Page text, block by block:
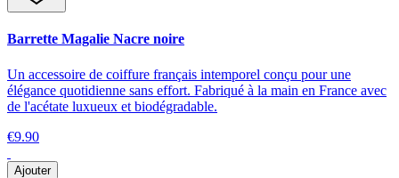
Barrette Magalie Nacre noire
Un accessoire de coiffure français intemporel conçu pour une
élégance quotidienne sans effort. Fabriqué à la main en France avec
de l'acétate luxueux et biodégradable.
€9.90
Ajouter